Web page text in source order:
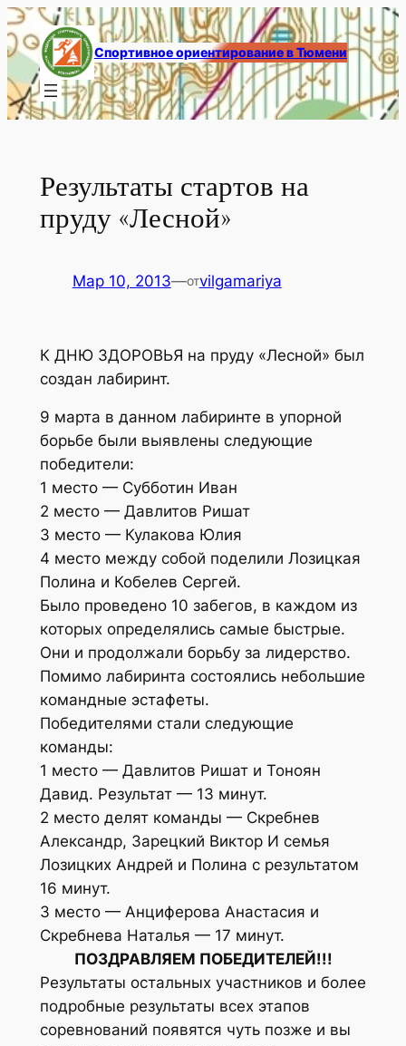
Перейти
к
содержимому
Спортивное ориентирование в Тюмени
Результаты стартов на
пруду «Лесной»
Мар 10, 2013—отvilgamariya
К ДНЮ ЗДОРОВЬЯ на пруду «Лесной» был
создан лабиринт.
9 марта в данном лабиринте в упорной
борьбе были выявлены следующие
победители:
1 место — Субботин Иван
2 место — Давлитов Ришат
3 место — Кулакова Юлия
4 место между собой поделили Лозицкая
Полина и Кобелев Сергей.
Было проведено 10 забегов, в каждом из
которых определялись самые быстрые.
Они и продолжали борьбу за лидерство.
Помимо лабиринта состоялись небольшие
командные эстафеты.
Победителями стали следующие
команды:
1 место — Давлитов Ришат и Тоноян
Давид. Результат — 13 минут.
2 место делят команды — Скребнев
Александр, Зарецкий Виктор И семья
Лозицких Андрей и Полина с результатом
16 минут.
3 место — Анциферова Анастасия и
Скребнева Наталья — 17 минут.
ПОЗДРАВЛЯЕМ ПОБЕДИТЕЛЕЙ!!!
Результаты остальных участников и более
подробные результаты всех этапов
соревнований появятся чуть позже и вы